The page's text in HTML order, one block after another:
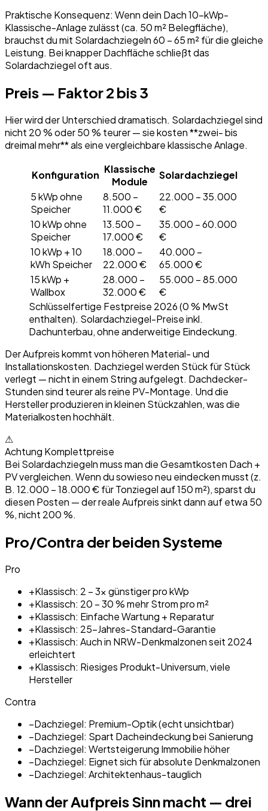
Praktische Konsequenz: Wenn dein Dach 10-kWp-
Klassische-Anlage zulässt (ca. 50 m² Belegfläche),
brauchst du mit Solardachziegeln 60 – 65 m² für die gleiche
Leistung. Bei knapper Dachfläche schließt das
Solardachziegel oft aus.
Preis — Faktor 2 bis 3
Hier wird der Unterschied dramatisch. Solardachziegel sind
nicht 20 % oder 50 % teurer — sie kosten **zwei- bis
dreimal mehr** als eine vergleichbare klassische Anlage.
Konfiguration Klassische
Module
Solardachziegel
5 kWp ohne
Speicher
8.500 –
11.000 €
22.000 – 35.000
€
10 kWp ohne
Speicher
13.500 –
17.000 €
35.000 – 60.000
€
10 kWp + 10
kWh Speicher
18.000 –
22.000 €
40.000 –
65.000 €
15 kWp +
Wallbox
28.000 –
32.000 €
55.000 – 85.000
€
Schlüsselfertige Festpreise 2026 (0 % MwSt
enthalten). Solardachziegel-Preise inkl.
Dachunterbau, ohne anderweitige Eindeckung.
Der Aufpreis kommt von höheren Material- und
Installationskosten. Dachziegel werden Stück für Stück
verlegt — nicht in einem String aufgelegt. Dachdecker-
Stunden sind teurer als reine PV-Montage. Und die
Hersteller produzieren in kleinen Stückzahlen, was die
Materialkosten hochhält.
⚠
Achtung Komplettpreise
Bei Solardachziegeln muss man die Gesamtkosten Dach +
PV vergleichen. Wenn du sowieso neu eindecken musst (z.
B. 12.000 – 18.000 € für Tonziegel auf 150 m²), sparst du
diesen Posten — der reale Aufpreis sinkt dann auf etwa 50
%, nicht 200 %.
Pro/Contra der beiden Systeme
Pro
+Klassisch: 2 – 3× günstiger pro kWp
+Klassisch: 20 – 30 % mehr Strom pro m²
+Klassisch: Einfache Wartung + Reparatur
+Klassisch: 25-Jahres-Standard-Garantie
+Klassisch: Auch in NRW-Denkmalzonen seit 2024
erleichtert
+Klassisch: Riesiges Produkt-Universum, viele
Hersteller
Contra
−Dachziegel: Premium-Optik (echt unsichtbar)
−Dachziegel: Spart Dacheindeckung bei Sanierung
−Dachziegel: Wertsteigerung Immobilie höher
−Dachziegel: Eignet sich für absolute Denkmalzonen
−Dachziegel: Architektenhaus-tauglich
Wann der Aufpreis Sinn macht — drei